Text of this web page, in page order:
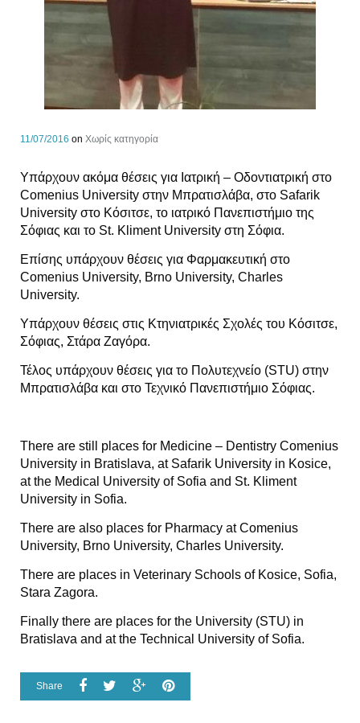
11/07/2016 on Χωρίς κατηγορία
Υπάρχουν ακόμα θέσεις για Ιατρική – Οδοντιατρική στο
Comenius University στην Μπρατισλάβα, στο Safarik
University στο Κόσιτσε, το ιατρικό Πανεπιστήμιο της
Σόφιας και το St. Kliment University στη Σόφια.
Επίσης υπάρχουν θέσεις για Φαρμακευτική στo
Comenius University, Brno University, Charles
University.
Υπάρχουν θέσεις στις Κτηνιατρικές Σχολές του Κόσιτσε,
Σόφιας, Στάρα Ζαγόρα.
Τέλος υπάρχουν θέσεις για το Πολυτεχνείο (STU) στην
Μπρατισλάβα και στο Τεχνικό Πανεπιστήμιο Σόφιας.
There are still places for Medicine – Dentistry Comenius
University in Bratislava, at Safarik University in Kosice,
at the Medical University of Sofia and St. Kliment
University in Sofia.
There are also places for Pharmacy at Comenius
University, Brno University, Charles University.
There are places in Veterinary Schools of Kosice, Sofia,
Stara Zagora.
Finally there are places for the University (STU) in
Bratislava and at the Technical University of Sofia.
Share